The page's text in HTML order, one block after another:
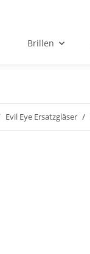
Brillen
Evil Eye Ersatzgläser